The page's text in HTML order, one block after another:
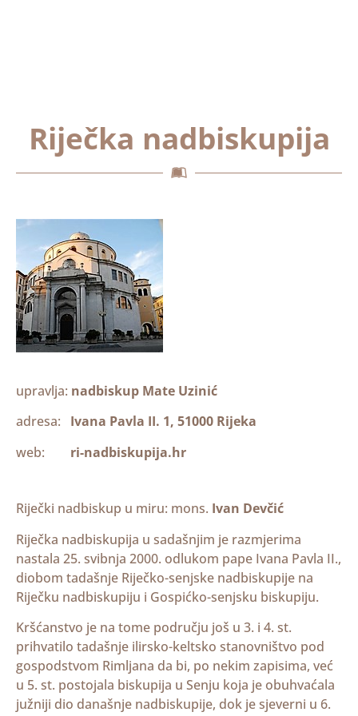
Riječka nadbiskupija
upravlja: nadbiskup Mate Uzinić
adresa: Ivana Pavla II. 1, 51000 Rijeka
web: ri-nadbiskupija.hr
Riječki nadbiskup u miru: mons. Ivan Devčić
Riječka nadbiskupija u sadašnjim je razmjerima
nastala 25. svibnja 2000. odlukom pape Ivana Pavla II.,
diobom tadašnje Riječko-senjske nadbiskupije na
Riječku nadbiskupiju i Gospićko-senjsku biskupiju.
Kršćanstvo je na tome području još u 3. i 4. st.
prihvatilo tadašnje ilirsko-keltsko stanovništvo pod
gospodstvom Rimljana da bi, po nekim zapisima, već
u 5. st. postojala biskupija u Senju koja je obuhvaćala
južniji dio današnje nadbiskupije, dok je sjeverni u 6.